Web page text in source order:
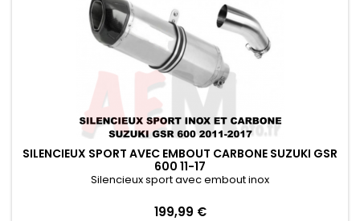
SILENCIEUX SPORT AVEC EMBOUT CARBONE SUZUKI GSR
600 11-17
Silencieux sport avec embout inox
Prix
199,99 €